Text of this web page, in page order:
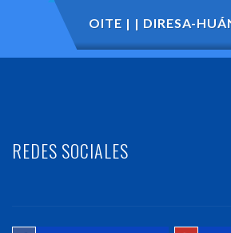
OITE | | DIRESA-
REDES SOCIALES